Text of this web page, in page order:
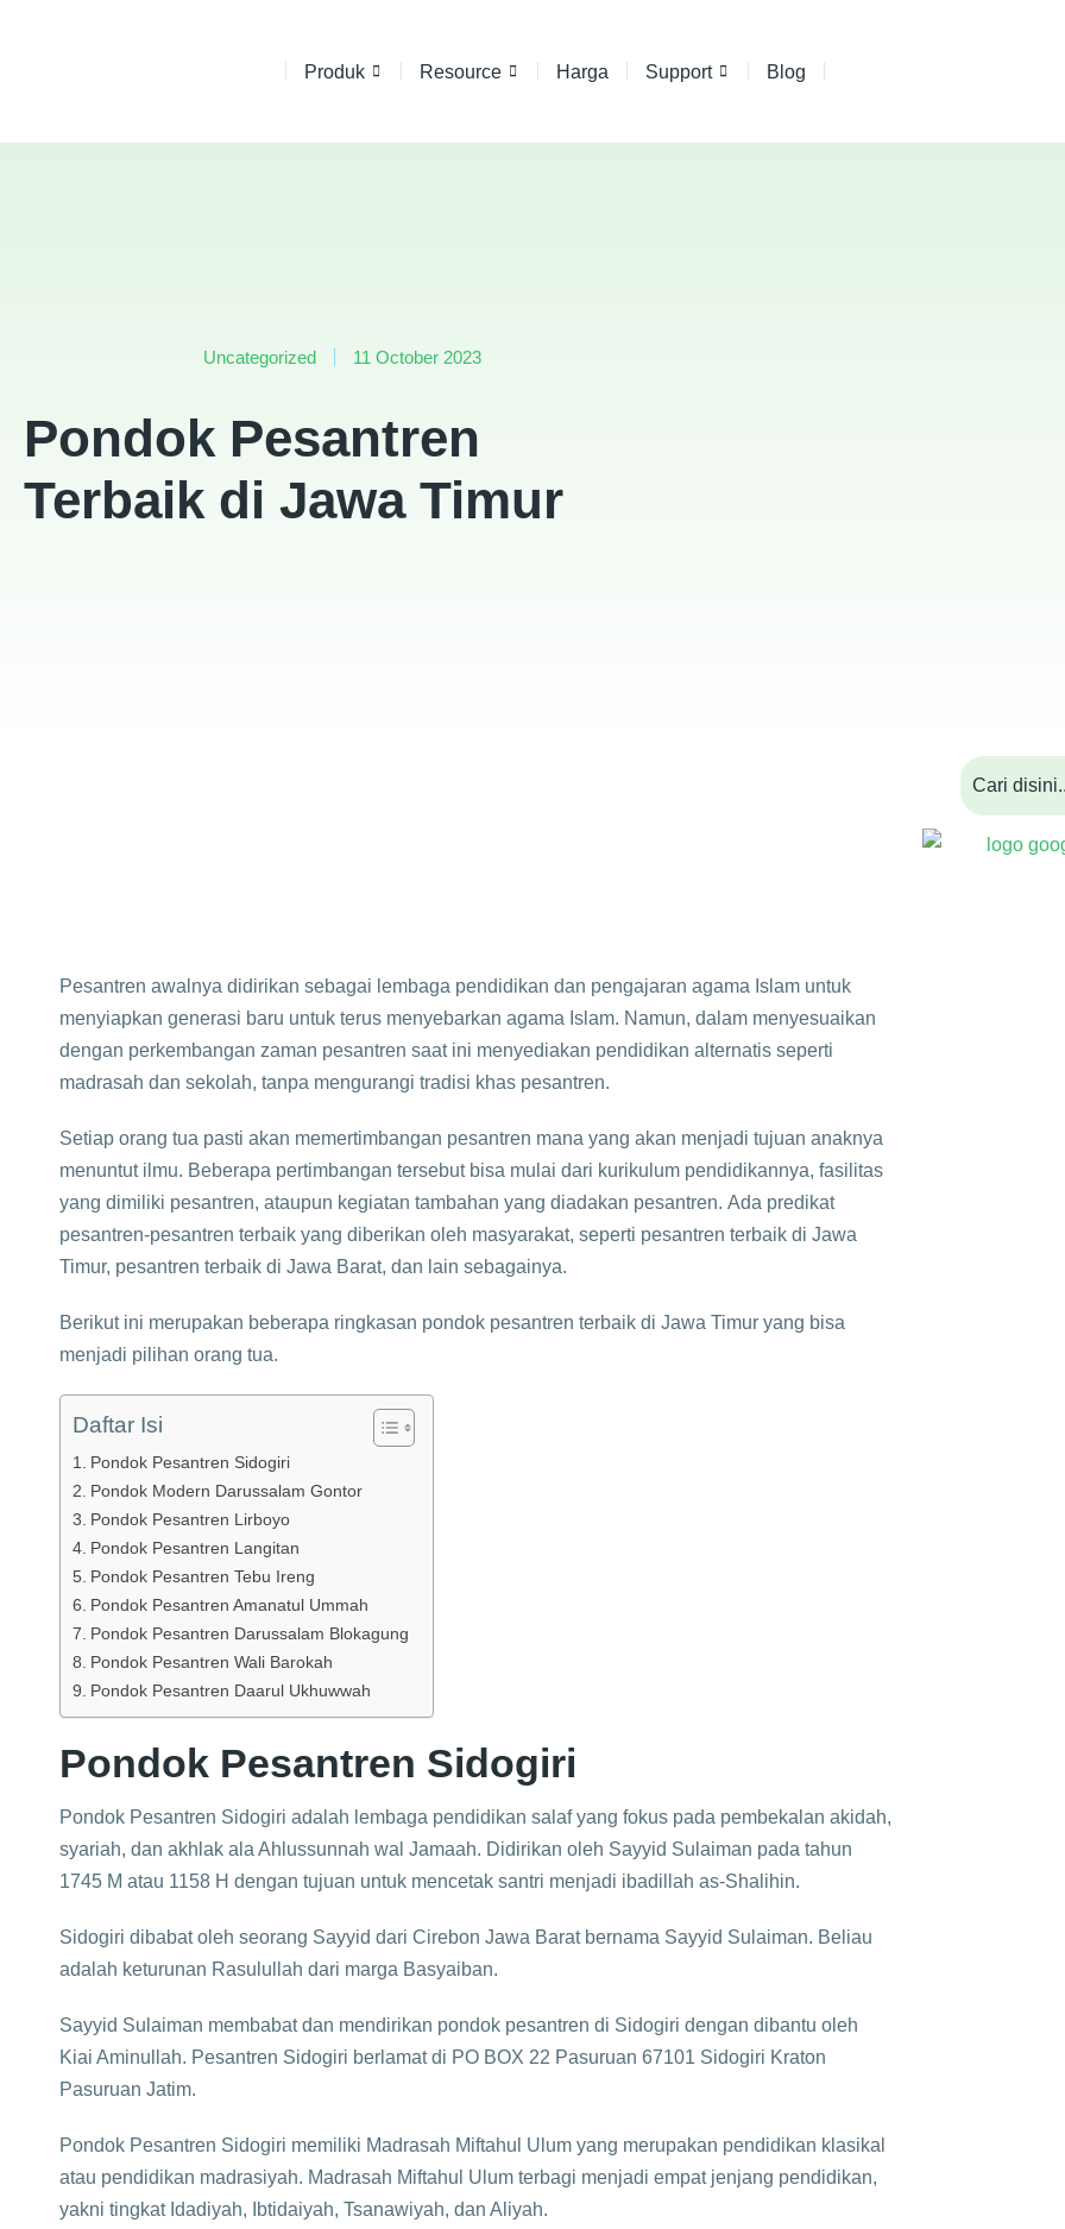
Produk Resource Harga Support Blog
Uncategorized 11 October 2023
Pondok Pesantren
Terbaik di Jawa Timur
Pesantren awalnya didirikan sebagai lembaga pendidikan dan pengajaran agama Islam untuk
menyiapkan generasi baru untuk terus menyebarkan agama Islam. Namun, dalam menyesuaikan
dengan perkembangan zaman pesantren saat ini menyediakan pendidikan alternatis seperti
madrasah dan sekolah, tanpa mengurangi tradisi khas pesantren.
Setiap orang tua pasti akan memertimbangan pesantren mana yang akan menjadi tujuan anaknya
menuntut ilmu. Beberapa pertimbangan tersebut bisa mulai dari kurikulum pendidikannya, fasilitas
yang dimiliki pesantren, ataupun kegiatan tambahan yang diadakan pesantren. Ada predikat
pesantren-pesantren terbaik yang diberikan oleh masyarakat, seperti pesantren terbaik di Jawa
Timur, pesantren terbaik di Jawa Barat, dan lain sebagainya.
Berikut ini merupakan beberapa ringkasan pondok pesantren terbaik di Jawa Timur yang bisa
menjadi pilihan orang tua.
Daftar Isi
Pondok Pesantren Sidogiri
Pondok Modern Darussalam Gontor
Pondok Pesantren Lirboyo
Pondok Pesantren Langitan
Pondok Pesantren Tebu Ireng
Pondok Pesantren Amanatul Ummah
Pondok Pesantren Darussalam Blokagung
Pondok Pesantren Wali Barokah
Pondok Pesantren Daarul Ukhuwwah
Pondok Pesantren Sidogiri
Pondok Pesantren Sidogiri adalah lembaga pendidikan salaf yang fokus pada pembekalan akidah,
syariah, dan akhlak ala Ahlussunnah wal Jamaah. Didirikan oleh Sayyid Sulaiman pada tahun
1745 M atau 1158 H dengan tujuan untuk mencetak santri menjadi ibadillah as-Shalihin.
Sidogiri dibabat oleh seorang Sayyid dari Cirebon Jawa Barat bernama Sayyid Sulaiman. Beliau
adalah keturunan Rasulullah dari marga Basyaiban.
Sayyid Sulaiman membabat dan mendirikan pondok pesantren di Sidogiri dengan dibantu oleh
Kiai Aminullah. Pesantren Sidogiri berlamat di PO BOX 22 Pasuruan 67101 Sidogiri Kraton
Pasuruan Jatim.
Pondok Pesantren Sidogiri memiliki Madrasah Miftahul Ulum yang merupakan pendidikan klasikal
atau pendidikan madrasiyah. Madrasah Miftahul Ulum terbagi menjadi empat jenjang pendidikan,
yakni tingkat Idadiyah, Ibtidaiyah, Tsanawiyah, dan Aliyah.